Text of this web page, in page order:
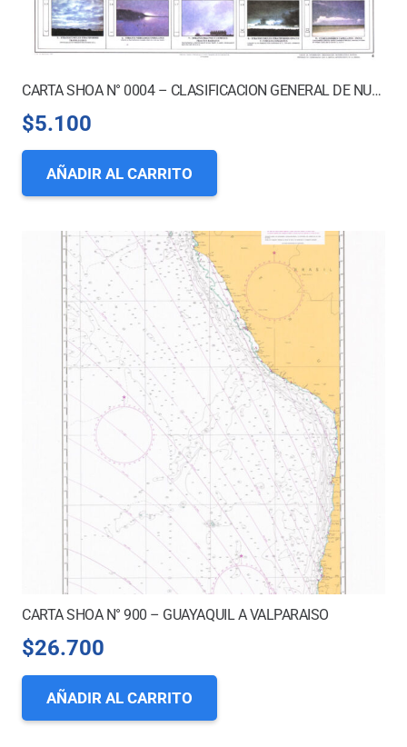
CARTA SHOA N° 0004 – CLASIFICACION GENERAL DE NUBES
$5.100
AÑADIR AL CARRITO
CARTA SHOA N° 900 – GUAYAQUIL A VALPARAISO
$26.700
AÑADIR AL CARRITO